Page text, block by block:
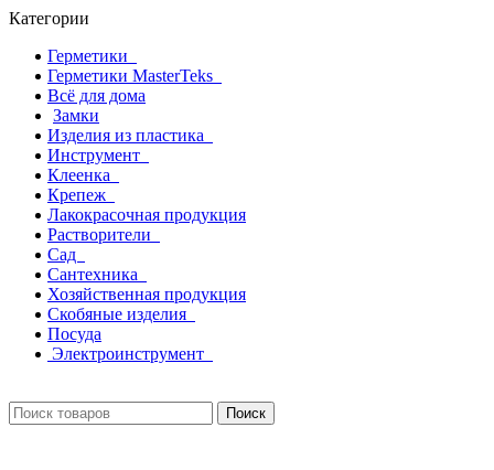
Категории
Герметики
Герметики MasterTeks
Всё для дома
Замки
Изделия из пластика
Инструмент
Клеенка
Крепеж
Лакокрасочная продукция
Растворители
Сад
Сантехника
Хозяйственная продукция
Скобяные изделия
Посуда
Электроинструмент
Поиск